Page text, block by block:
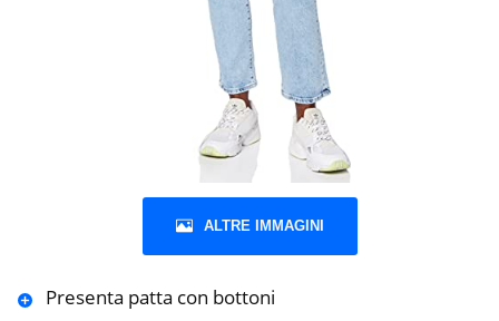
ALTRE IMMAGINI
Presenta patta con bottoni